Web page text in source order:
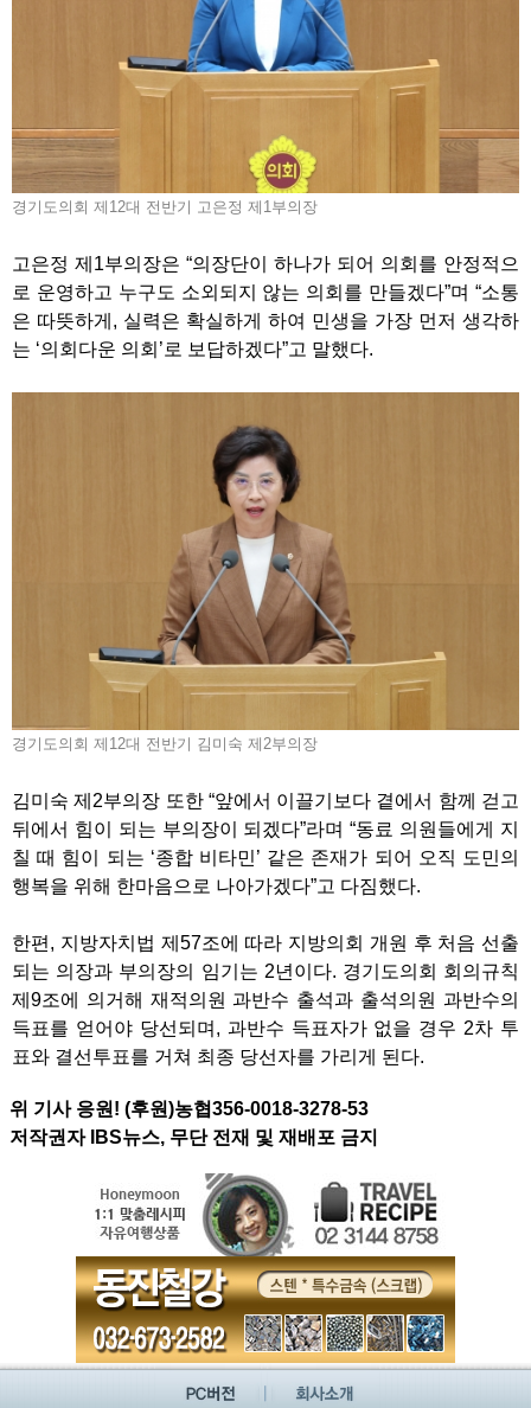
경기도의회 제12대 전반기 고은정 제1부의장
고은정 제1부의장은 “의장단이 하나가 되어 의회를 안정적으
로 운영하고 누구도 소외되지 않는 의회를 만들겠다”며 “소통
은 따뜻하게, 실력은 확실하게 하여 민생을 가장 먼저 생각하
는 ‘의회다운 의회’로 보답하겠다”고 말했다.
경기도의회 제12대 전반기 김미숙 제2부의장
김미숙 제2부의장 또한 “앞에서 이끌기보다 곁에서 함께 걷고
뒤에서 힘이 되는 부의장이 되겠다”라며 “동료 의원들에게 지
칠 때 힘이 되는 ‘종합 비타민’ 같은 존재가 되어 오직 도민의
행복을 위해 한마음으로 나아가겠다”고 다짐했다.
한편, 지방자치법 제57조에 따라 지방의회 개원 후 처음 선출
되는 의장과 부의장의 임기는 2년이다. 경기도의회 회의규칙
제9조에 의거해 재적의원 과반수 출석과 출석의원 과반수의
득표를 얻어야 당선되며, 과반수 득표자가 없을 경우 2차 투
표와 결선투표를 거쳐 최종 당선자를 가리게 된다.
위 기사 응원! (후원)농협356-0018-3278-53
저작권자 IBS뉴스, 무단 전재 및 재배포 금지